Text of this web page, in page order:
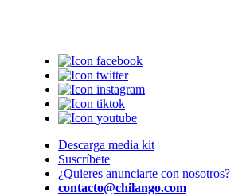
Descarga media kit
Suscríbete
¿Quieres anunciarte con nosotros?
contacto@chilango.com